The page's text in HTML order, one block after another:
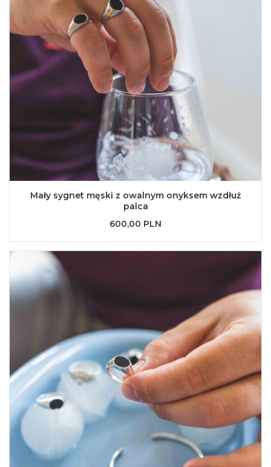
Mały sygnet męski z owalnym onyksem wzdłuż
palca
600,00 PLN